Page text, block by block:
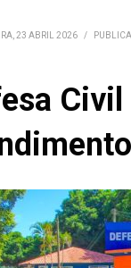
23 ABRIL 2026 /